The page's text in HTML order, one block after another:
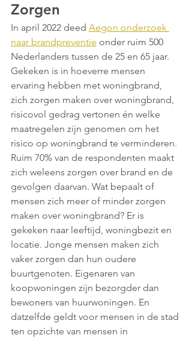
Zorgen
In april 2022 deed Aegon onderzoek
naar brandpreventie onder ruim 500
Nederlanders tussen de 25 en 65 jaar.
Gekeken is in hoeverre mensen
ervaring hebben met woningbrand,
zich zorgen maken over woningbrand,
risicovol gedrag vertonen én welke
maatregelen zijn genomen om het
risico op woningbrand te verminderen.
Ruim 70% van de respondenten maakt
zich weleens zorgen over brand en de
gevolgen daarvan. Wat bepaalt of
mensen zich meer of minder zorgen
maken over woningbrand? Er is
gekeken naar leeftijd, woningbezit en
locatie. Jonge mensen maken zich
vaker zorgen dan hun oudere
buurtgenoten. Eigenaren van
koopwoningen zijn bezorgder dan
bewoners van huurwoningen. En
datzelfde geldt voor mensen in de stad
ten opzichte van mensen in